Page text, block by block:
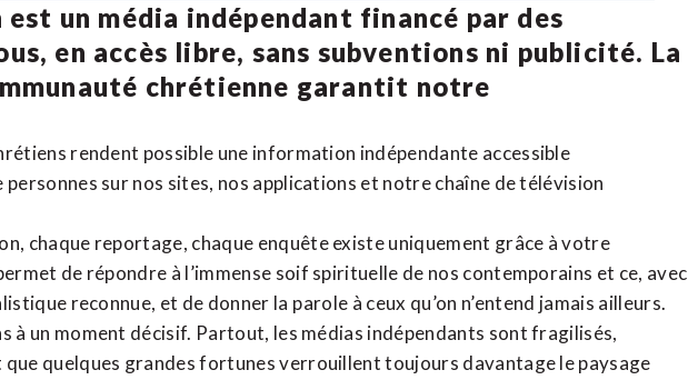
un média indépendant financé par des
en accès libre, sans subventions ni publicité. La
chrétienne garantit notre
rendent possible une information indépendante accessible
sur nos sites, nos applications et notrechaîne de télévision
chaque reportage, chaque enquête existe uniquement grâce à votre
de répondre à l’immense soif spirituelle de nos contemporains et ce, avec
reconnue, et de donner la parole à ceux qu’on n’entend jamais ailleurs.
à un moment décisif. Partout, les médias indépendants sont fragilisés,
quelques grandes fortunes verrouillent toujours davantage le paysage